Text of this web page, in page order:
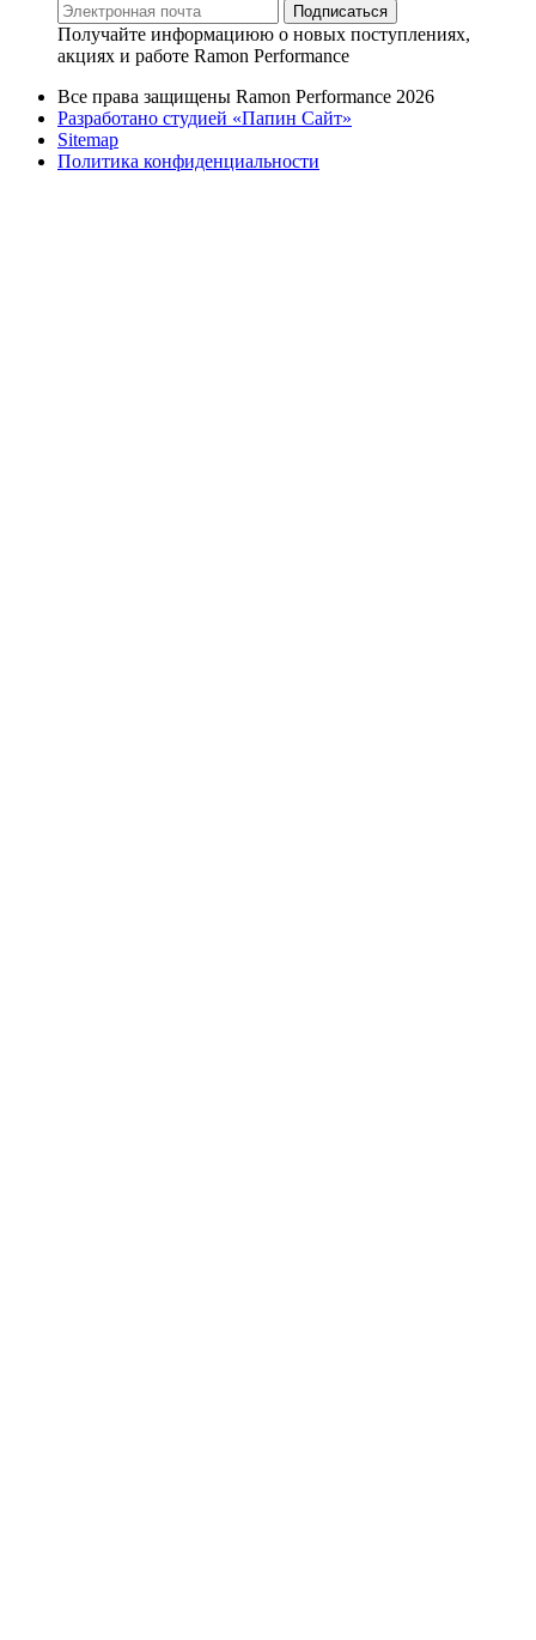
Подписаться
Получайте информациюю о новых поступлениях,
акциях и работе Ramon Performance
Все права защищены Ramon Performance 2026
Разработано студией «Папин Сайт»
Sitemap
Политика конфиденциальности